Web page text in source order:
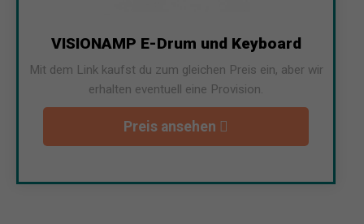
VISIONAMP E-Drum und Keyboard
Mit dem Link kaufst du zum gleichen Preis ein, aber wir
erhalten eventuell eine Provision.
Preis ansehen